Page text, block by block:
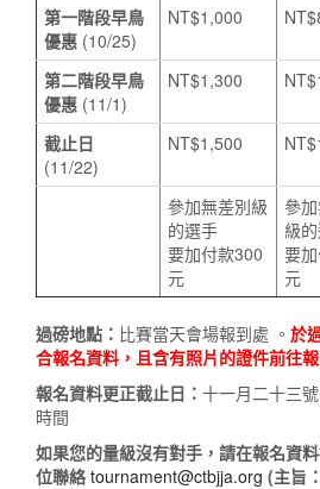
第一階段早鳥
優惠 (10/25)
NT$1,000
第二階段早鳥
優惠 (11/1)
NT$1,300
截止日
(11/22)
NT$1,500
參加無差別級
的選手
要加付款300
元
參
級
要
元
過磅地點： 比賽當天會場報到處 。 於
合報名資料，且含有照片的證件前往報
報名資料更正截止日： 十一月二十三
時間
如果您的量級沒有對手，請在報名資
位聯絡 tournament@ctbjja.org (主旨